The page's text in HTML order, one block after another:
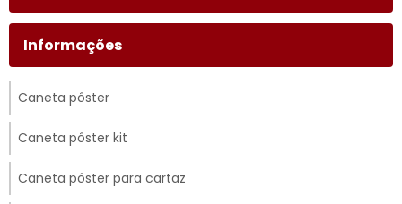
Informações
Caneta pôster
Caneta pôster kit
Caneta pôster para cartaz